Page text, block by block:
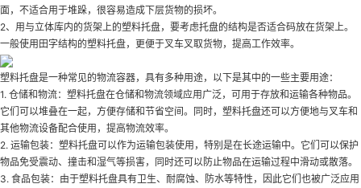
面，不适合用于堆跺，很容易造成下层货物的损坏。
2、用与立体库内的货架上的塑料托盘，要考虑托盘的结构是否适合码放在货架上。
一般使用田字结构的塑料托盘，更便于叉车叉取货物，提高工作效率。
塑料托盘是一种常见的物流容器，具有多种用途，以下是其中的一些主要用途：
1. 仓储和物流：塑料托盘在仓储和物流领域应用广泛，可用于存放和运输各种物品。
它们可以堆叠在一起，方便存储和节省空间。同时，塑料托盘还可以方便地与叉车和
其他物流设备配合使用，提高物流效率。
2. 运输包装：塑料托盘可以作为运输包装使用，特别是在长途运输中。它们可以保护
物品免受震动、撞击和湿气等损害，同时还可以防止物品在运输过程中滑动或散落。
3. 食品包装：由于塑料托盘具有卫生、耐腐蚀、防水等特性，因此它们也被广泛应用